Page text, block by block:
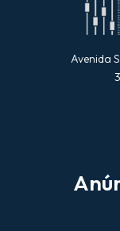
Avenida